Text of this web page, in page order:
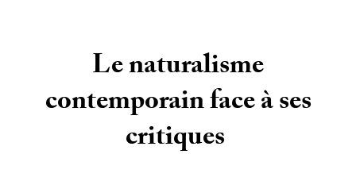
Le naturalisme
contemporain face à ses
critiques